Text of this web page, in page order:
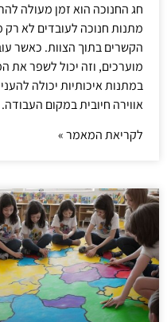
חג החנוכה הוא זמן מעולה
מתנות חנוכה לעובדים לא
הקשרים בתוך הצוות. כאשר
מוערכים, וזה יכול לשפר את
במתנות איכותיות יכולה
אווירה חיובית במקום העבודה.
לקריאת המאמר »